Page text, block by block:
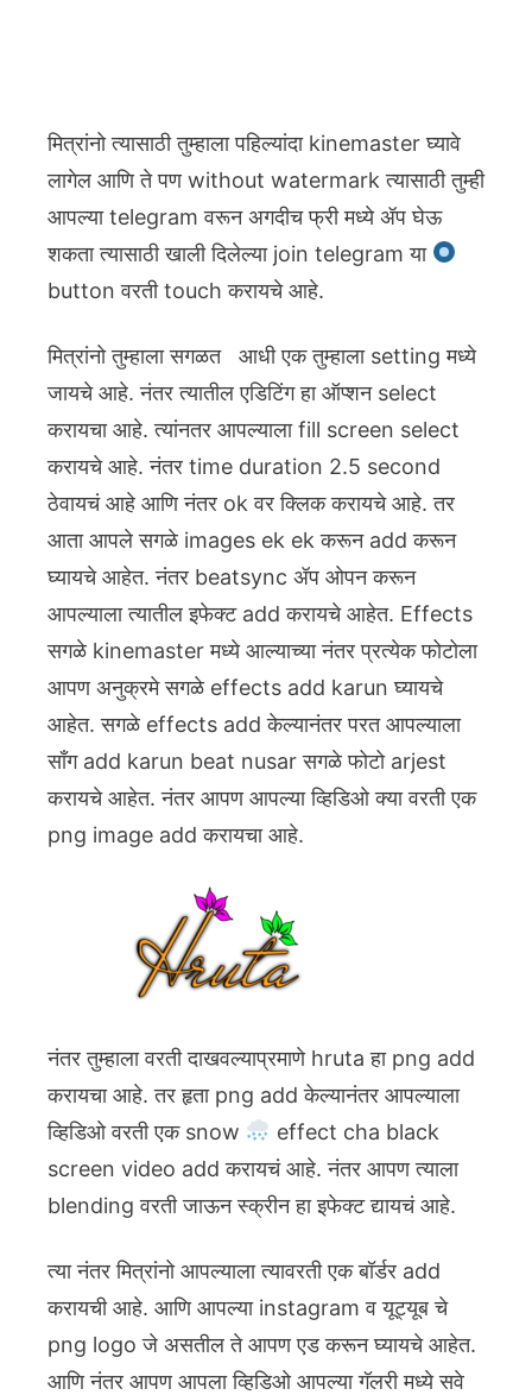
मित्रांनो त्यासाठी तुम्हाला पहिल्यांदा kinemaster घ्यावे
लागेल आणि ते पण without watermark त्यासाठी तुम्ही
आपल्या telegram वरून अगदीच फ्री मध्ये ॲप घेऊ
शकता त्यासाठी खाली दिलेल्या join telegram या
button वरती touch करायचे आहे.
मित्रांनो तुम्हाला सगळत आधी एक तुम्हाला setting मध्ये
जायचे आहे. नंतर त्यातील एडिटिंग हा ऑप्शन select
करायचा आहे. त्यांनतर आपल्याला fill screen select
करायचे आहे. नंतर time duration 2.5 second
ठेवायचं आहे आणि नंतर ok वर क्लिक करायचे आहे. तर
आता आपले सगळे images ek ek करून add करून
घ्यायचे आहेत. नंतर beatsync ॲप ओपन करून
आपल्याला त्यातील इफेक्ट add करायचे आहेत. Effects
सगळे kinemaster मध्ये आल्याच्या नंतर प्रत्येक फोटोला
आपण अनुक्रमे सगळे effects add karun घ्यायचे
आहेत. सगळे effects add केल्यानंतर परत आपल्याला
साँग add karun beat nusar सगळे फोटो arjest
करायचे आहेत. नंतर आपण आपल्या व्हिडिओ क्या वरती एक
png image add करायचा आहे.
नंतर तुम्हाला वरती दाखवल्याप्रमाणे hruta हा png add
करायचा आहे. तर हृता png add केल्यानंतर आपल्याला
व्हिडिओ वरती एक snow
effect cha black
screen video add करायचं आहे. नंतर आपण त्याला
blending वरती जाऊन स्क्रीन हा इफेक्ट द्यायचं आहे.
त्या नंतर मित्रांनो आपल्याला त्यावरती एक बॉर्डर add
करायची आहे. आणि आपल्या instagram व यूट्यूब चे
png logo जे असतील ते आपण एड करून घ्यायचे आहेत.
आणि नंतर आपण आपला व्हिडिओ आपल्या गॅलरी मध्ये सवे